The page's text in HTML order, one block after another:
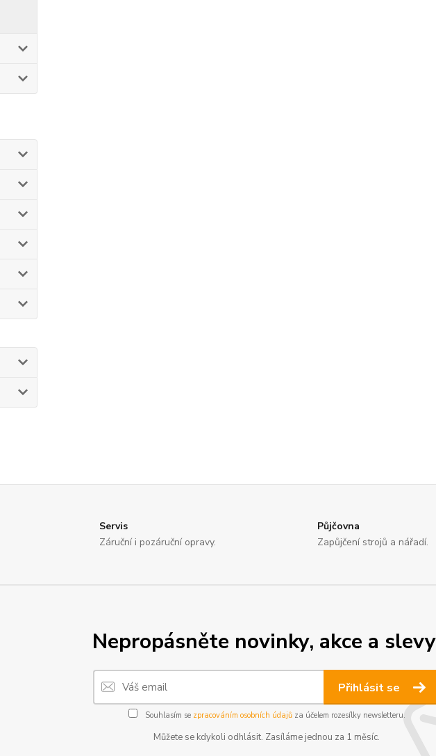
Servis
Záruční i pozáruční opravy.
Půjčovna
Zapůjčení strojů a nářadí.
Nepropásněte novinky, akce a
Přihlásit se
Souhlasím se zpracováním osobních údajůza účelem rozesílky newsletteru.
Můžete se kdykoli odhlásit. Zasíláme jednou za 1 měsíc.